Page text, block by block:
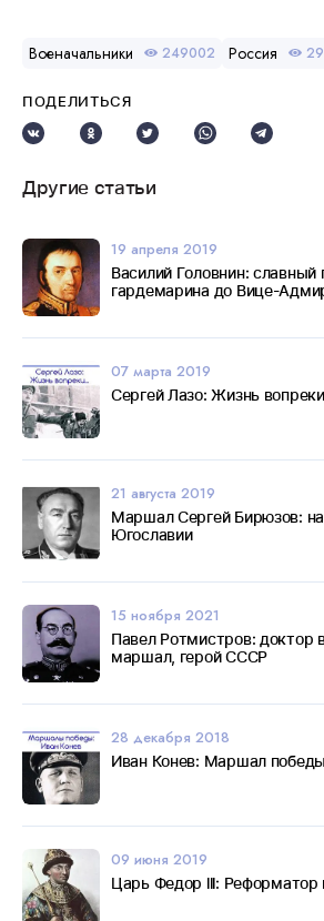
Военачальники 249002 Россия
ПОДЕЛИТЬСЯ
Другие статьи
19 апреля 2019
Василий Головнин: славный
гардемарина до Вице-
07 марта 2019
Сергей Лазо: Жизнь вопреки
21 августа 2019
Маршал Сергей Бирюзов:
Югославии
15 ноября 2021
Павел Ротмистров: доктор
маршал, герой СССР
28 декабря 2018
Иван Конев: Маршал победы
09 июня 2019
Царь Федор lll: Реформатор